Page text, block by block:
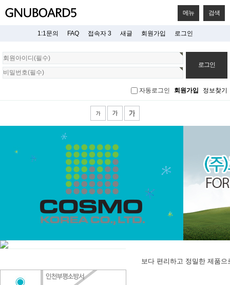
메뉴 검색
1:1문의 FAQ 접속자 3 새글 회원가입 로그인
회
원
로
자동로그인 회원가입 정보찾기
보다 편리하고 정밀한 제품